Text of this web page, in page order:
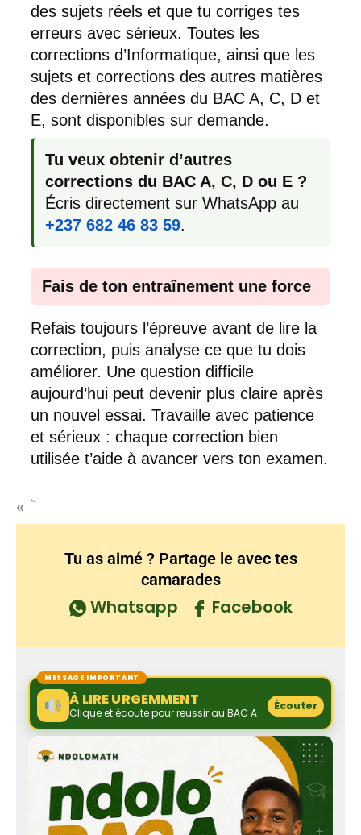
des sujets réels et que tu corriges tes
erreurs avec sérieux. Toutes les
corrections d’Informatique, ainsi que les
sujets et corrections des autres matières
des dernières années du BAC A, C, D et
E, sont disponibles sur demande.
Tu veux obtenir d’autres
corrections du BAC A, C, D ou E ?
Écris directement sur WhatsApp au
+237 682 46 83 59.
Fais de ton entraînement une force
Refais toujours l’épreuve avant de lire la
correction, puis analyse ce que tu dois
améliorer. Une question difficile
aujourd’hui peut devenir plus claire après
un nouvel essai. Travaille avec patience
et sérieux : chaque correction bien
utilisée t’aide à avancer vers ton examen.
« `
Tu as aimé ? Partage le avec tes
camarades
Whatsapp Facebook
MESSAGE IMPORTANT
À LIRE URGEMMENT
Clique et écoute pour reussir au BAC A
Écouter